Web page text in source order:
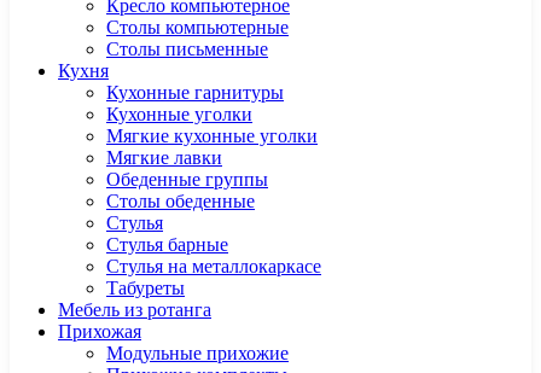
Кресло компьютерное
Столы компьютерные
Столы письменные
Кухня
Кухонные гарнитуры
Кухонные уголки
Мягкие кухонные уголки
Мягкие лавки
Обеденные группы
Столы обеденные
Стулья
Стулья барные
Стулья на металлокаркасе
Табуреты
Мебель из ротанга
Прихожая
Модульные прихожие